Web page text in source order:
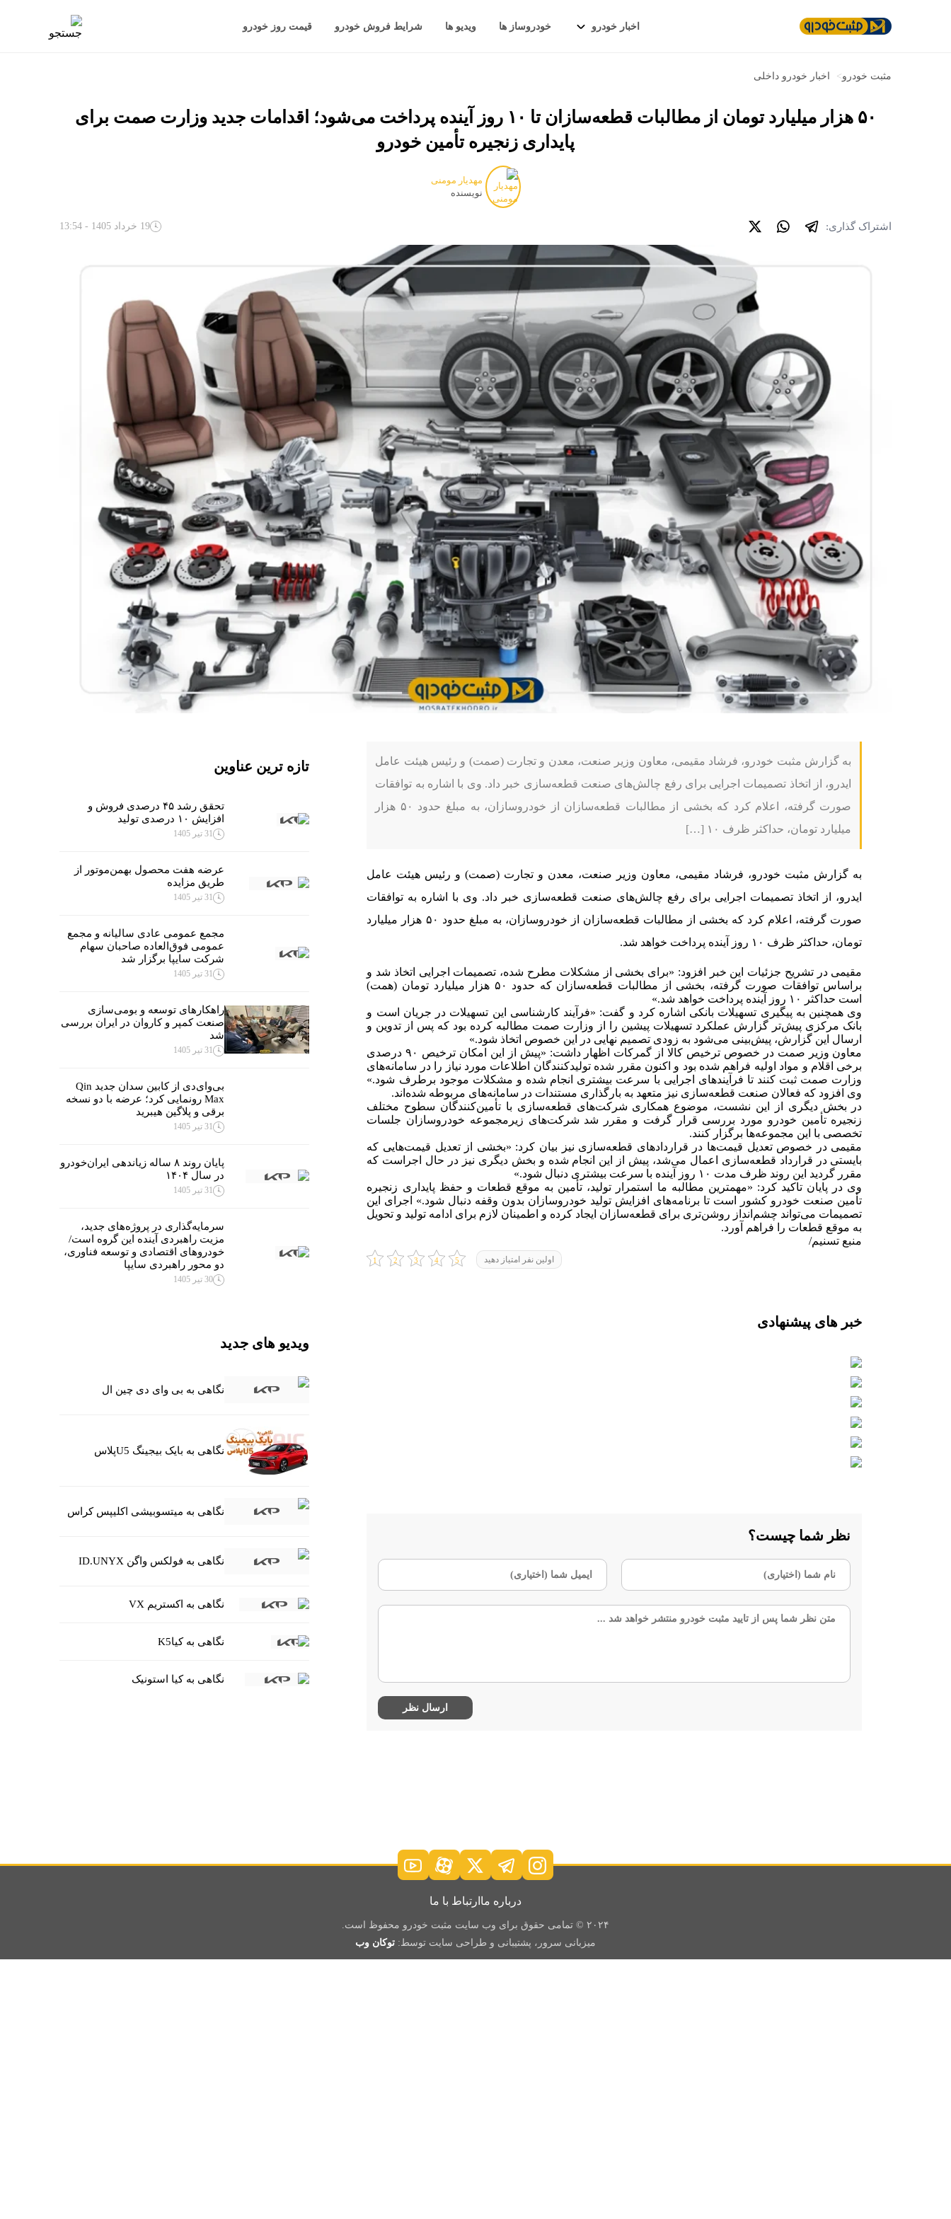
اخبار خودرو خودروساز ها ویدیو ها شرایط فروش خودرو قیمت روز خودرو
مثبت خودرو> اخبار خودرو داخلی
۵۰ هزار میلیارد تومان از مطالبات قطعه‌سازان تا ۱۰ روز آینده پرداخت می‌شود؛ اقدامات جدید وزارت صمت برای
پایداری زنجیره تأمین خودرو
مهدیار مومنی
نویسنده
اشتراک گذاری: 19 خرداد 1405 - 13:54
به گزارش مثبت خودرو، فرشاد مقیمی، معاون وزیر صنعت، معدن و تجارت (صمت) و رئیس هیئت عامل
ایدرو، از اتخاذ تصمیمات اجرایی برای رفع چالش‌های صنعت قطعه‌سازی خبر داد. وی با اشاره به توافقات
صورت گرفته، اعلام کرد که بخشی از مطالبات قطعه‌سازان از خودروسازان، به مبلغ حدود ۵۰ هزار
میلیارد تومان، حداکثر ظرف ۱۰ […]
به گزارش مثبت خودرو، فرشاد مقیمی، معاون وزیر صنعت، معدن و تجارت (صمت) و رئیس هیئت عامل
ایدرو، از اتخاذ تصمیمات اجرایی برای رفع چالش‌های صنعت قطعه‌سازی خبر داد. وی با اشاره به توافقات
صورت گرفته، اعلام کرد که بخشی از مطالبات قطعه‌سازان از خودروسازان، به مبلغ حدود ۵۰ هزار میلیارد
تومان، حداکثر ظرف ۱۰ روز آینده پرداخت خواهد شد.
مقیمی در تشریح جزئیات این خبر افزود: «برای بخشی از مشکلات مطرح شده، تصمیمات اجرایی اتخاذ شد و
براساس توافقات صورت گرفته، بخشی از مطالبات قطعه‌سازان که حدود ۵۰ هزار میلیارد تومان (همت)
است حداکثر ۱۰ روز آینده پرداخت خواهد شد.»
وی همچنین به پیگیری تسهیلات بانکی اشاره کرد و گفت: «فرآیند کارشناسی این تسهیلات در جریان است و
بانک مرکزی پیش‌تر گزارش عملکرد تسهیلات پیشین را از وزارت صمت مطالبه کرده بود که پس از تدوین و
ارسال این گزارش، پیش‌بینی می‌شود به زودی تصمیم نهایی در این خصوص اتخاذ شود.»
معاون وزیر صمت در خصوص ترخیص کالا از گمرکات اظهار داشت: «پیش از این امکان ترخیص ۹۰ درصدی
برخی اقلام و مواد اولیه فراهم شده بود و اکنون مقرر شده تولیدکنندگان اطلاعات مورد نیاز را در سامانه‌های
وزارت صمت ثبت کنند تا فرآیند‌های اجرایی با سرعت بیشتری انجام شده و مشکلات موجود برطرف شود.»
وی افزود که فعالان صنعت قطعه‌سازی نیز متعهد به بارگذاری مستندات در سامانه‌های مربوطه شده‌اند.
در بخش دیگری از این نشست، موضوع همکاری شرکت‌های قطعه‌سازی با تأمین‌کنندگان سطوح مختلف
زنجیره تأمین خودرو مورد بررسی قرار گرفت و مقرر شد شرکت‌های زیرمجموعه خودروسازان جلسات
تخصصی با این مجموعه‌ها برگزار کنند.
مقیمی در خصوص تعدیل قیمت‌ها در قراردادهای قطعه‌سازی نیز بیان کرد: «بخشی از تعدیل قیمت‌هایی که
بایستی در قرارداد قطعه‌سازی اعمال می‌شد، پیش از این انجام شده و بخش دیگری نیز در حال اجراست که
مقرر گردید این روند ظرف مدت ۱۰ روز آینده با سرعت بیشتری دنبال شود.»
وی در پایان تاکید کرد: «مهمترین مطالبه ما استمرار تولید، تأمین به موقع قطعات و حفظ پایداری زنجیره
تأمین صنعت خودرو کشور است تا برنامه‌های افزایش تولید خودروسازان بدون وقفه دنبال شود.» اجرای این
تصمیمات می‌تواند چشم‌انداز روشن‌تری برای قطعه‌سازان ایجاد کرده و اطمینان لازم برای ادامه تولید و تحویل
به موقع قطعات را فراهم آورد.
منبع تسنیم/
اولین نفر امتیاز دهید
خبر های پیشنهادی
نظر شما چیست؟
تازه ترین عناوین
تحقق رشد ۴۵ درصدی فروش و
افزایش ۱۰ درصدی تولید
31 تیر 1405
عرضه هفت محصول بهمن‌موتور از
طریق مزایده
31 تیر 1405
مجمع عمومی عادی سالیانه و مجمع
عمومی فوق‌العاده صاحبان سهام
شرکت سایپا برگزار شد
31 تیر 1405
راهکارهای توسعه و بومی‌سازی
صنعت کمپر و کاروان در ایران بررسی
شد
31 تیر 1405
بی‌وای‌دی از کابین سدان جدید Qin
Max رونمایی کرد؛ عرضه با دو نسخه
برقی و پلاگین هیبرید
31 تیر 1405
پایان روند ۸ ساله زیاندهی ایران‌خودرو
در سال ۱۴۰۴
31 تیر 1405
سرمایه‌گذاری در پروژه‌های جدید،
مزیت راهبردی آینده این گروه است/
خودروهای اقتصادی و توسعه فناوری،
دو محور راهبردی سایپا
30 تیر 1405
ویدیو های جدید
نگاهی به بی وای دی چین ال
نگاهی به بایک بیجینگ U5پلاس
نگاهی به میتسوبیشی اکلیپس کراس
نگاهی به فولکس واگن ID.UNYX
نگاهی به اکستریم VX
نگاهی به کیاK5
نگاهی به کیا استونیک
درباره ما ارتباط با ما
۲۰۲۴ © تمامی حقوق برای وب سایت مثبت خودرو محفوظ است.
میزبانی سرور، پشتیبانی و طراحی سایت توسط: توکان وب